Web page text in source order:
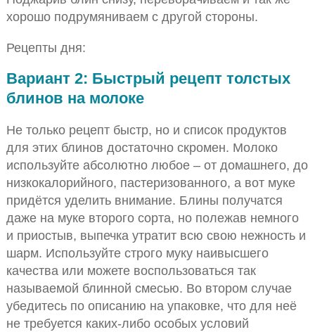
хорошо подрумяниваем с другой стороны.
Рецепты дня:
Вариант 2: Быстрый рецепт толстых
блинов на молоке
Не только рецепт быстр, но и список продуктов
для этих блинов достаточно скромен. Молоко
используйте абсолютно любое – от домашнего, до
низкокалорийного, пастеризованного, а вот муке
придётся уделить внимание. Блины получатся
даже на муке второго сорта, но полежав немного
и приостыв, выпечка утратит всю свою нежность и
шарм. Используйте строго муку наивысшего
качества или можете воспользоваться так
называемой блинной смесью. Во втором случае
убедитесь по описанию на упаковке, что для неё
не требуется каких-либо особых условий